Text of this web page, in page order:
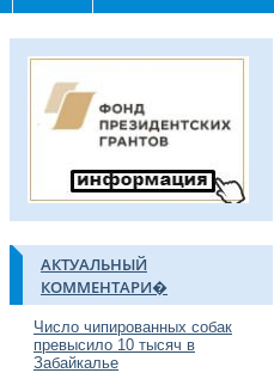
АКТУАЛЬНЫЙ
КОММЕНТАРИ�
Число чипированных собак
превысило 10 тысяч в
Забайкалье